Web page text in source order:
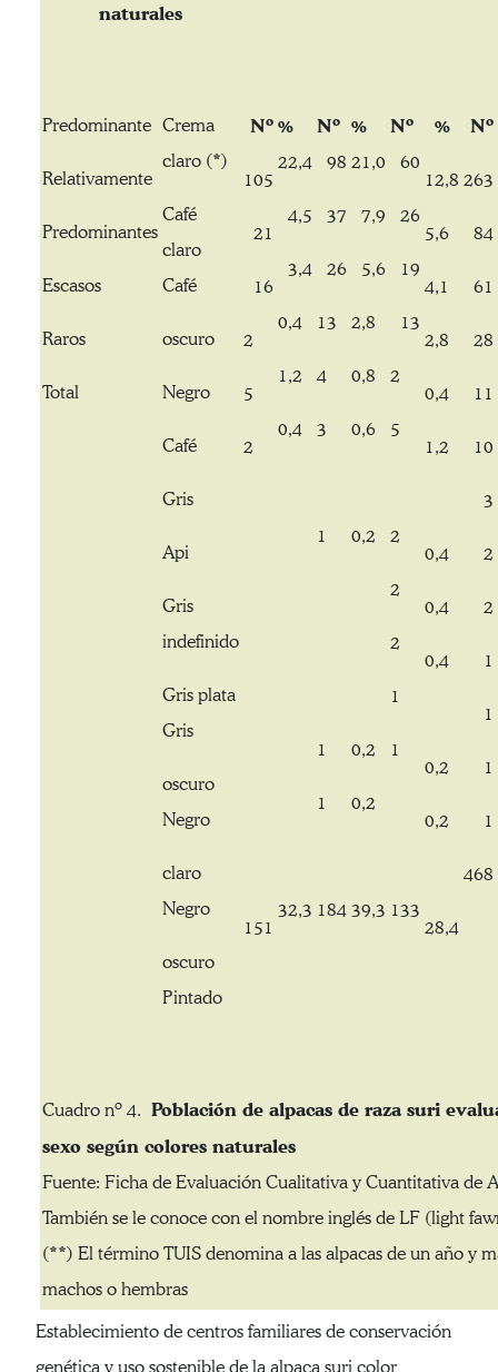
naturales
Predominante
Relativamente
Predominantes
Escasos
Raros
Total
Crema
claro (*)
Café
claro
Café
oscuro
Negro
Café
Gris
Api
Gris
indefinido
Gris plata
Gris
oscuro
Negro
claro
Negro
oscuro
Pintado
Nº
105
21
16
2
5
2
151
%
22,4
4,5
3,4
0,4
1,2
0,4
32,3
Nº
98
37
26
13
4
3
1
1
1
184
%
21,0
7,9
5,6
2,8
0,8
0,6
0,2
0,2
0,2
39,3
Nº
60
26
19
13
2
5
2
2
2
1
1
133
%
12,8
5,6
4,1
2,8
0,4
1,2
0,4
0,4
0,4
0,2
0,2
28,4
Nº
263
84
61
28
11
10
3
2
2
1
1
1
1
468
Cuadro nº 4. Población de alpacas de raza suri
sexo según colores naturales
Fuente: Ficha de Evaluación Cualitativa y Cuantitativa de
También se le conoce con el nombre inglés de LF (light
(**) El término TUIS denomina a las alpacas de un año y
machos o hembras
Establecimiento de centros familiares de conservación
genética y uso sostenible de la alpaca suri color